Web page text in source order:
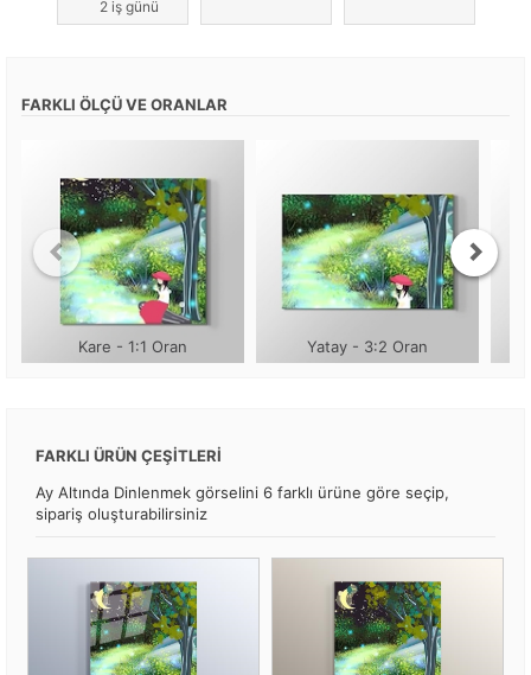
2 iş günü
FARKLI ÖLÇÜ VE ORANLAR
Kare - 1:1 Oran Yatay - 3:2 Oran
FARKLI ÜRÜN ÇEŞİTLERİ
Ay Altında Dinlenmek görselini 6 farklı ürüne göre seçip,
sipariş oluşturabilirsiniz